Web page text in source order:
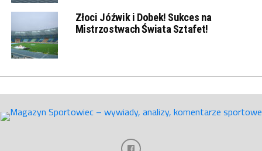
Złoci Jóźwik i Dobek! Sukces na
Mistrzostwach Świata Sztafet!